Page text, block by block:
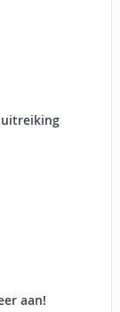
uitreiking
aan!